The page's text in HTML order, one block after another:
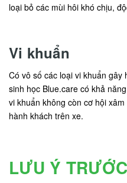
loại bỏ các mùi hôi khó chịu,
Vi khuẩn
Có vô số các loại vi khuẩn
sinh học Blue.care có khả
vi khuẩn không còn cơ hội
hành khách trên xe.
LƯU Ý